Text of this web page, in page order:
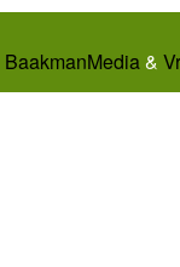
BaakmanMedia&